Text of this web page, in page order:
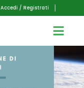
Accedi / Registrati